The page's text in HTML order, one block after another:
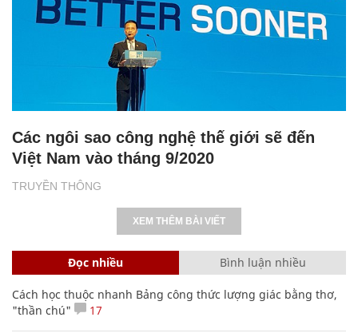
TRUYỀN THÔNG
Các ngôi sao công nghệ thế giới sẽ đến
Việt Nam vào tháng 9/2020
XEM THÊM BÀI VIẾT
Đọc nhiều Bình luận nhiều
Cách học thuộc nhanh Bảng công thức lượng giác bằng thơ,
"thần chú"
17